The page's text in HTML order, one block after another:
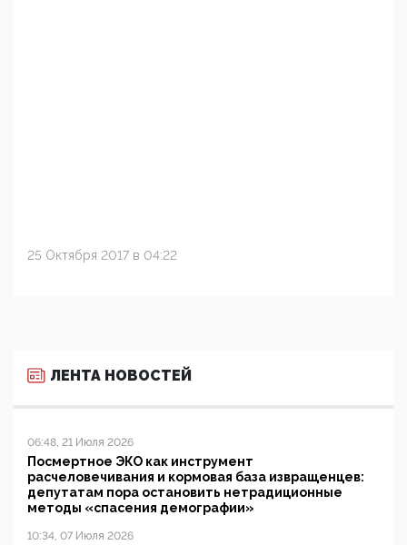
25 Октября 2017 в 04:22
ЛЕНТА НОВОСТЕЙ
06:48, 21 Июля 2026
Посмертное ЭКО как инструмент
расчеловечивания и кормовая база извращенцев:
депутатам пора остановить нетрадиционные
методы «спасения демографии»
10:34, 07 Июля 2026